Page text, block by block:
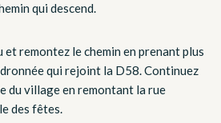
qui descend.
et remontez le chemin en prenant plus
qui rejoint la D58. Continuez
du village en remontant la rue
des fêtes.